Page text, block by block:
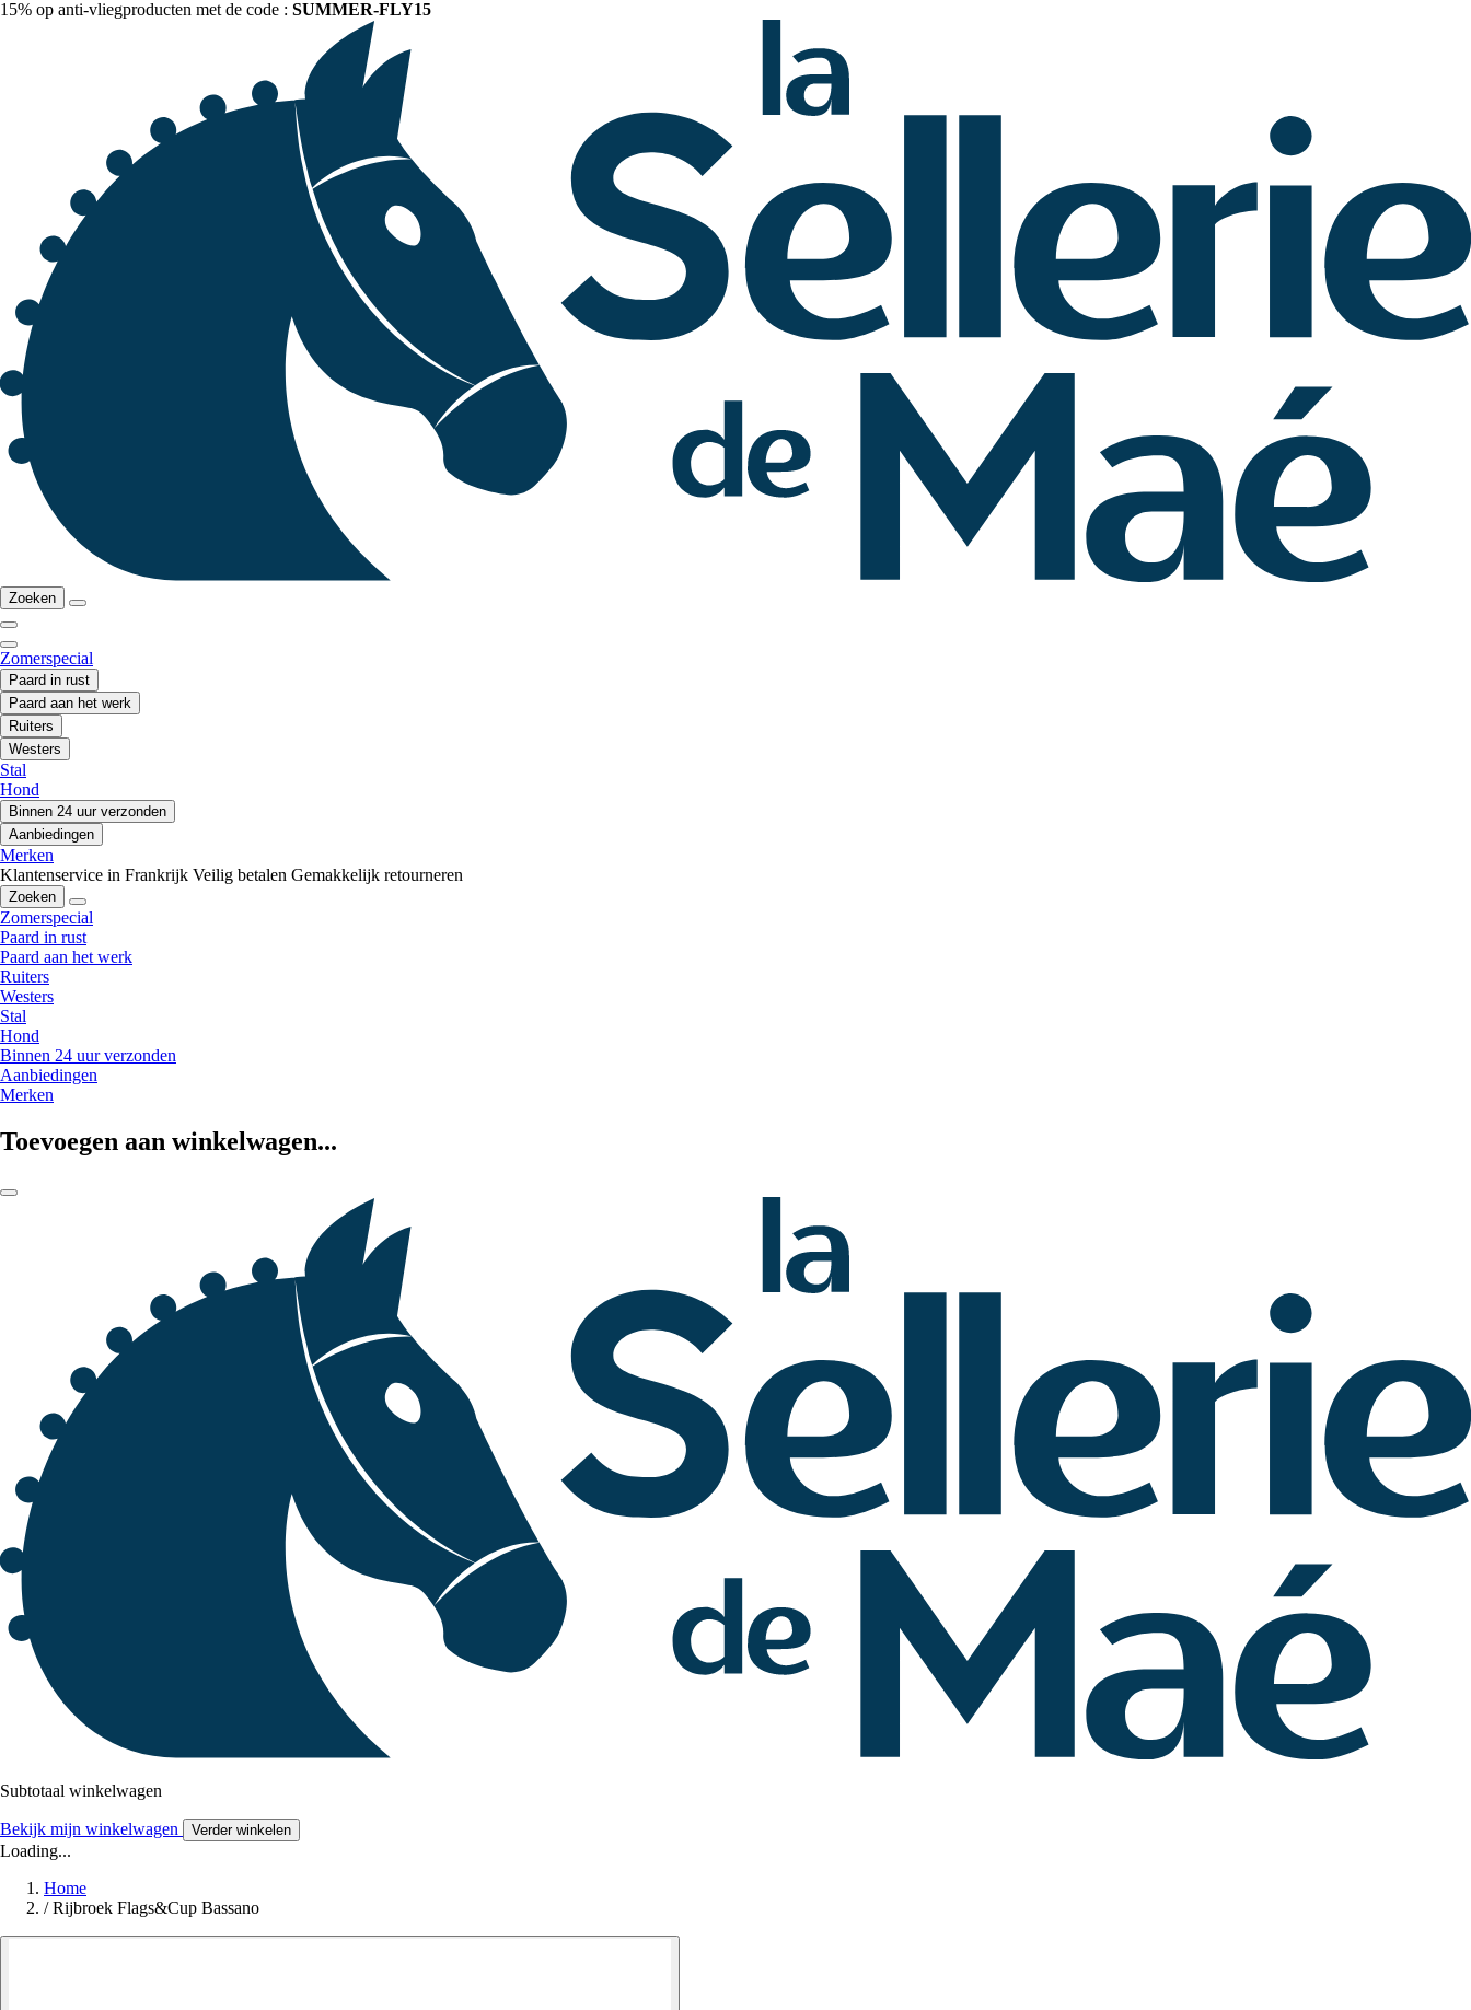
15% op anti-vliegproducten met de code : SUMMER-FLY15
Zoeken
Zomerspecial
Paard in rust
Paard aan het werk
Ruiters
Westers
Stal
Hond
Binnen 24 uur verzonden
Aanbiedingen
Merken
Klantenservice in Frankrijk Veilig betalen Gemakkelijk retourneren
Zoeken
Zomerspecial
Paard in rust
Paard aan het werk
Ruiters
Westers
Stal
Hond
Binnen 24 uur verzonden
Aanbiedingen
Merken
Toevoegen aan winkelwagen...
Subtotaal winkelwagen
Bekijk mijn winkelwagen Verder winkelen
Loading...
Home
/ Rijbroek Flags&Cup Bassano